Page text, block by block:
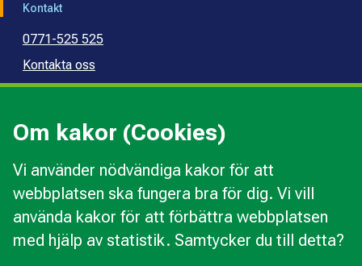
Om kakor (Cookies)
Vi använder nödvändiga kakor för att
webbplatsen ska fungera bra för dig. Vi vill
använda kakor för att förbättra webbplatsen
med hjälp av statistik. Samtycker du till detta?
Kontakt
0771-525 525
Kontakta oss
Press
Kommunal budget- och skuldrådgivning
Om webbplatsen